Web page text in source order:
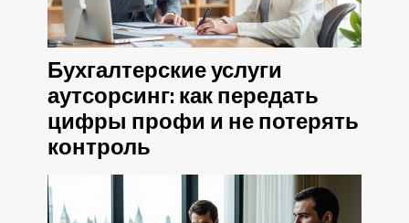
Бухгалтерские услуги
аутсорсинг: как передать
цифры профи и не потерять
контроль